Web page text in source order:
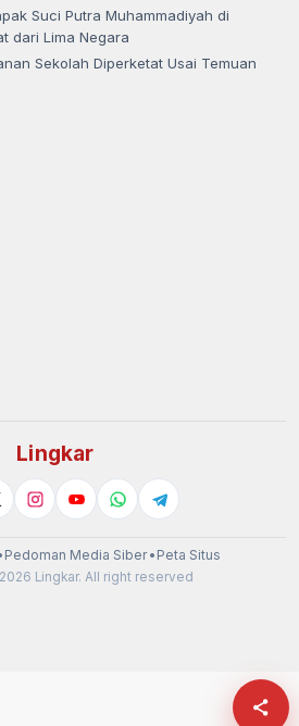
Suci Putra Muhammadiyah di
dari Lima Negara
Sekolah Diperketat Usai Temuan
Lingkar
Pedoman Media Siber• Peta Situs
Lingkar. All right reserved